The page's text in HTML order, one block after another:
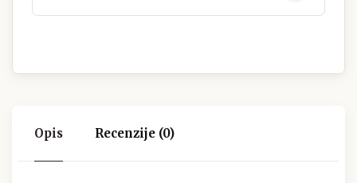
Opis Recenzije (0)